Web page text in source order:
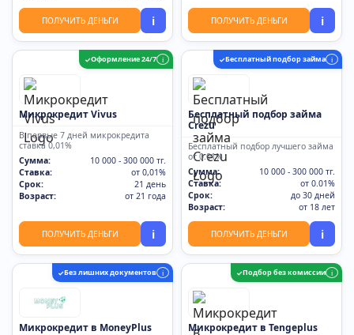
ПОЛУЧИТЬ ДЕНЬГИ i ПОЛУЧИТЬ ДЕНЬГИ i
✓Оформление 24/7 i
Микрокредит Vivus
В первые 7 дней микрокредита
ставка 0,01%
Сумма:
10 000 - 300 000 тг.
Ставка:
от 0,01%
Срок:
21 день
Возраст:
от 21 года
ПОЛУЧИТЬ ДЕНЬГИ i
✓Бесплатный подбор займа i
Бесплатный подбор займа
Crezu
Бесплатный подбор лучшего займа
от 0.01%
Сумма:
10 000 - 300 000 тг.
Ставка:
от 0.01%
Срок:
до 30 дней
Возраст:
от 18 лет
ПОЛУЧИТЬ ДЕНЬГИ i
✓Без лишних документов i
Микрокредит в MoneyPlus
✓Подбор без комиссии i
Микрокредит в Tengeplus